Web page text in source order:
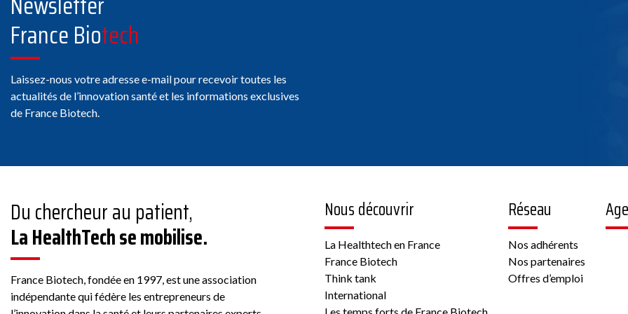
Aydat
Membre France Biotech
178 Rue Grande, 77300
Fontainebleau, France
Voir la fiche
Membre France Biotech
France Biotech
Laissez-nous votre adresse e-mail pour recevoir toutes les
actualités de l’innovation santé et les informations exclusives
de France Biotech.
Du chercheur au patient,
La HealthTech se mobilise.
France Biotech, fondée en 1997, est une association
indépendante qui fédère les entrepreneurs de
Nous découvrir
La Healthtech en France
France Biotech
Think tank
International
Réseau
Nos adhérents
Nos partenaires
Offres d’emploi